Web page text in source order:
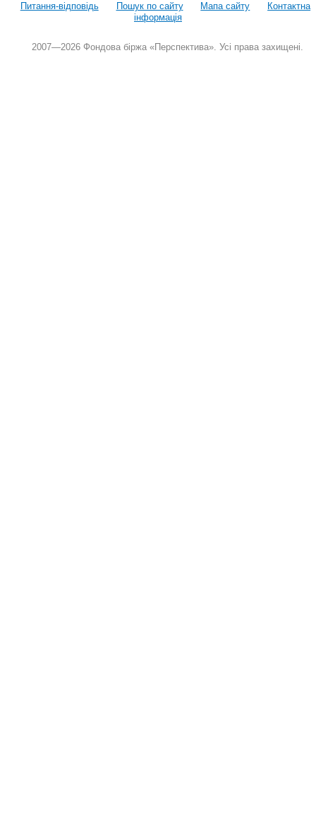
Питання-відповідь Пошук по сайту Мапа сайту
Контактна
інформація
2007—2026 Фондова біржа «Перспектива». Усі права захищені.